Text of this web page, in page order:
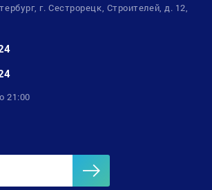
г. Сестрорецк, Строителей, д. 12,
21:00